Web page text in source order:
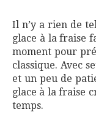
Il n’y a rien de
glace à la fraise
moment pour
classique. Avec
et un peu de
glace à la fraise
temps.